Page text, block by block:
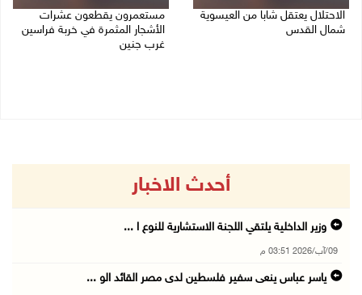
الاحتلال يعتقل شابا من العيسوية
شمال القدس
مستعمرون يقطعون عشرات
الأشجار المثمرة في خربة فراسين
غرب جنين
أحدث الاخبار
وزير الداخلية يلتقي اللجنة الاستشارية للنوع ا ...
09/آب/2026 03:51 م
ياسر عباس ينعى سفير فلسطين لدى مصر القائد الو ...